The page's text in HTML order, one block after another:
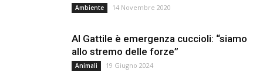
Ambiente 14 Novembre 2020
Al Gattile è emergenza cuccioli: “siamo
allo stremo delle forze”
Animali 19 Giugno 2024